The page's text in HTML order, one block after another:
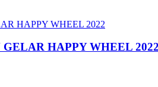
HAPPY WHEEL 2022